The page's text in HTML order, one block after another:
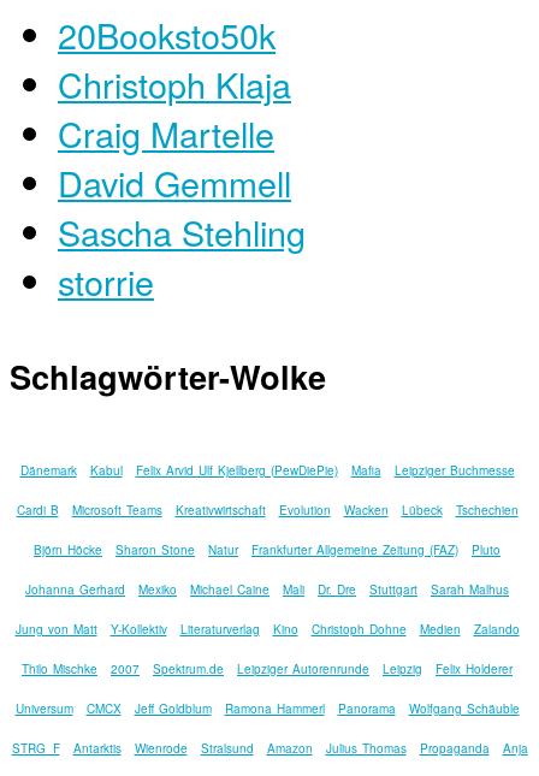
20Booksto50k
Christoph Klaja
Craig Martelle
David Gemmell
Sascha Stehling
storrie
Schlagwörter-Wolke
Dänemark Kabul Felix Arvid Ulf Kjellberg (PewDiePie) Mafia Leipziger Buchmesse
Cardi B Microsoft Teams Kreativwirtschaft Evolution Wacken Lübeck Tschechien
Björn Höcke Sharon Stone Natur Frankfurter Allgemeine Zeitung (FAZ) Pluto
Johanna Gerhard Mexiko Michael Caine Mali Dr. Dre Stuttgart Sarah Malhus
Jung von Matt Y-Kollektiv Literaturverlag Kino Christoph Dohne Medien Zalando
Thilo Mischke 2007 Spektrum.de Leipziger Autorenrunde Leipzig Felix Holderer
Universum CMCX Jeff Goldblum Ramona Hammerl Panorama Wolfgang Schäuble
STRG_F Antarktis Wienrode Stralsund Amazon Julius Thomas Propaganda Anja